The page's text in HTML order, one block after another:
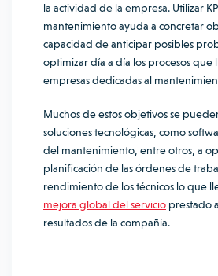
la actividad de la empresa. Utilizar
mantenimiento ayuda a concretar
capacidad de anticipar posibles
optimizar día a día los procesos que
empresas dedicadas al
Muchos de estos objetivos se
soluciones tecnológicas, como
del mantenimiento, entre otros, a
planificación de las órdenes de
rendimiento de los técnicos lo que
mejora global del servicio prestado
resultados de la compañía.